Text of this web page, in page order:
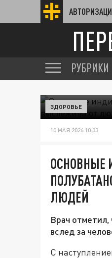
РУБРИКИ
ЗДОРОВЬЕ
10 МАЯ 2026 10:33
ОСНОВНЫЕ
ЛЮДЕЙ
Врач отметил,
вслед за
С